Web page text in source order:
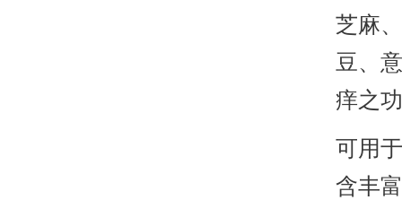
芝麻
豆、
痒之
可用
含丰